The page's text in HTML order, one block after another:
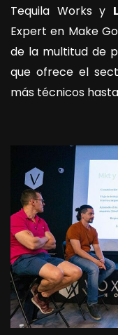
Tequila Works y
Expert en Make
de la multitud de
que ofrece el
más técnicos